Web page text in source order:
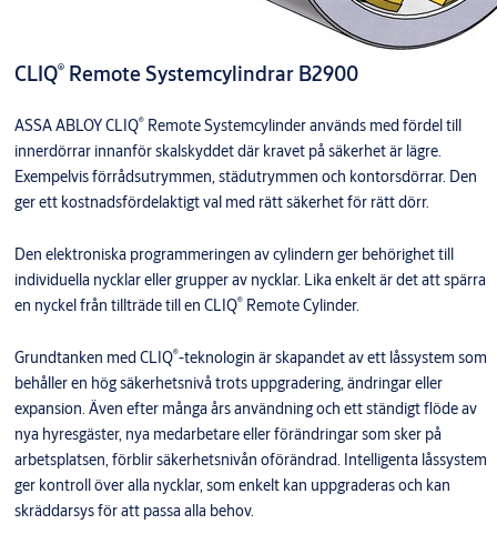
CLIQ®Remote Systemcylindrar B2900
ASSA ABLOY CLIQ®Remote Systemcylinder används med fördel till
innerdörrar innanför skalskyddet där kravet på säkerhet är lägre.
Exempelvis förrådsutrymmen, städutrymmen och kontorsdörrar. Den
ger ett kostnadsfördelaktigt val med rätt säkerhet för rätt dörr.
Den elektroniska programmeringen av cylindern ger behörighet till
individuella nycklar eller grupper av nycklar. Lika enkelt är det att spärra
en nyckel från tillträde till en CLIQ®Remote Cylinder.
Grundtanken med CLIQ®-teknologin är skapandet av ett låssystem som
behåller en hög säkerhetsnivå trots uppgradering, ändringar eller
expansion. Även efter många års användning och ett ständigt flöde av
nya hyresgäster, nya medarbetare eller förändringar som sker på
arbetsplatsen, förblir säkerhetsnivån oförändrad. Intelligenta låssystem
ger kontroll över alla nycklar, som enkelt kan uppgraderas och kan
skräddarsys för att passa alla behov.